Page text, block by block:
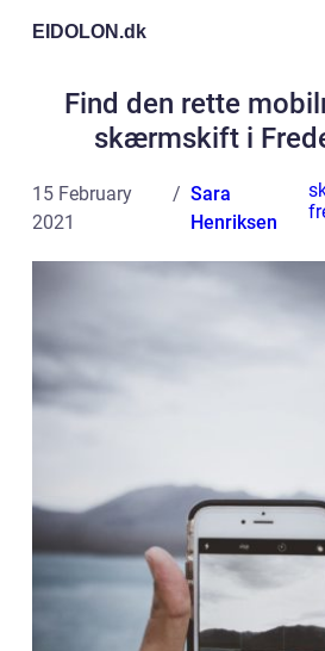
EIDOLON.dk
Find den rette
skærmskift i
15 February
2021
Sara
Henriksen